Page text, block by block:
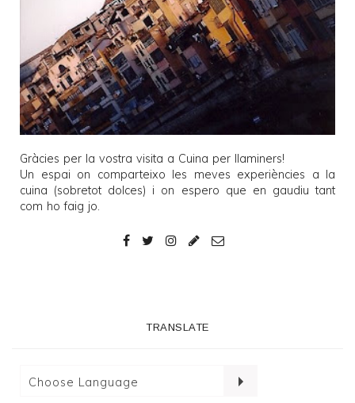
Gràcies per la vostra visita a Cuina per llaminers!
Un espai on comparteixo les meves experiències a la
cuina (sobretot dolces) i on espero que en gaudiu tant
com ho faig jo.
TRANSLATE